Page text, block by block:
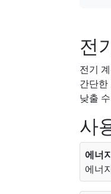
전
전기
간단
낮출
사
에너
에너